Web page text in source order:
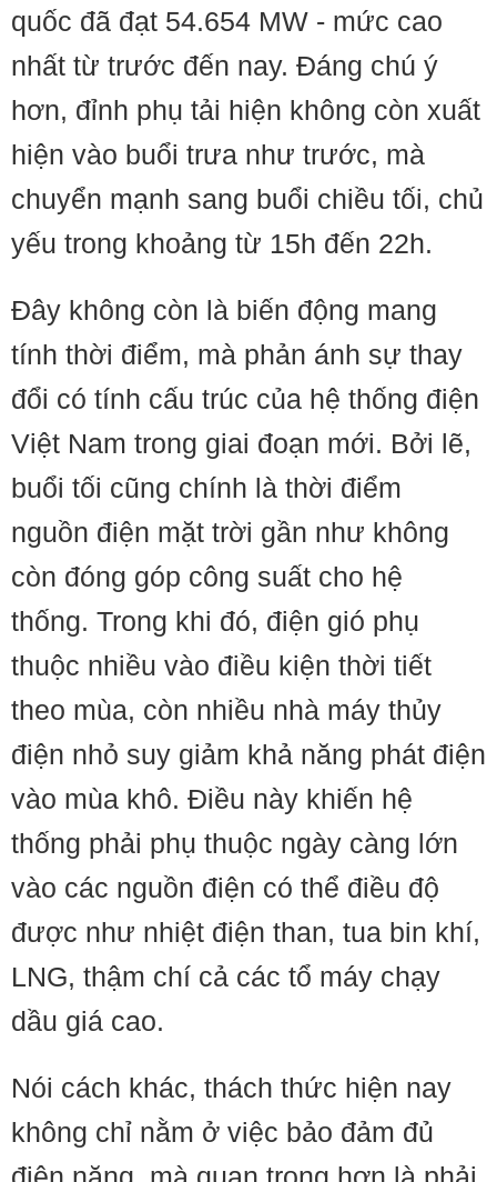
quốc đã đạt 54.654 MW - mức cao
nhất từ trước đến nay. Đáng chú ý
hơn, đỉnh phụ tải hiện không còn xuất
hiện vào buổi trưa như trước, mà
chuyển mạnh sang buổi chiều tối, chủ
yếu trong khoảng từ 15h đến 22h.
Đây không còn là biến động mang
tính thời điểm, mà phản ánh sự thay
đổi có tính cấu trúc của hệ thống điện
Việt Nam trong giai đoạn mới. Bởi lẽ,
buổi tối cũng chính là thời điểm
nguồn điện mặt trời gần như không
còn đóng góp công suất cho hệ
thống. Trong khi đó, điện gió phụ
thuộc nhiều vào điều kiện thời tiết
theo mùa, còn nhiều nhà máy thủy
điện nhỏ suy giảm khả năng phát điện
vào mùa khô. Điều này khiến hệ
thống phải phụ thuộc ngày càng lớn
vào các nguồn điện có thể điều độ
được như nhiệt điện than, tua bin khí,
LNG, thậm chí cả các tổ máy chạy
dầu giá cao.
Nói cách khác, thách thức hiện nay
không chỉ nằm ở việc bảo đảm đủ